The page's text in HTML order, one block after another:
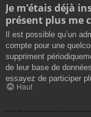
Je m’étais déjà
présent plus me
Il est possible qu’un
compte pour une
suppriment
de leur base de
essayez de participer
Haut